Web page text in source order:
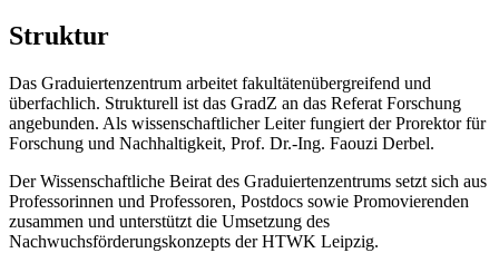
Struktur
Das Graduiertenzentrum arbeitet fakultätenübergreifend und
überfachlich. Strukturell ist das GradZ an das Referat Forschung
angebunden. Als wissenschaftlicher Leiter fungiert der Prorektor für
Forschung und Nachhaltigkeit, Prof. Dr.-Ing. Faouzi Derbel.
Der Wissenschaftliche Beirat des Graduiertenzentrums setzt sich aus
Professorinnen und Professoren, Postdocs sowie Promovierenden
zusammen und unterstützt die Umsetzung des
Nachwuchsförderungskonzepts der HTWK Leipzig.